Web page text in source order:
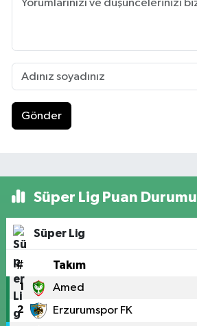
Gönder
Süper Lig Puan Durumu
Süper Lig
# Takım
1 Amed
2 Erzurumspor FK